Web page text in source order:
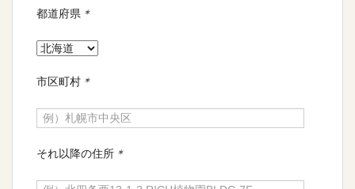
都道府県 ＊
市区町村 ＊
それ以降の住所 ＊